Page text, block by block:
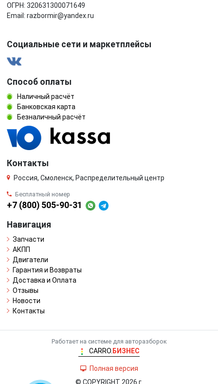
ОГРН: 320631300071649
Email: razbormir@yandex.ru
Социальные сети и маркетплейсы
Способ оплаты
Наличный расчёт
Банковская карта
Безналичный расчёт
Контакты
Россия, Смоленск, Распределительный центр
Бесплатный номер
+7 (800) 505-90-31
Навигация
Запчасти
АКПП
Двигатели
Гарантия и Возвраты
Доставка и Оплата
Отзывы
Новости
Контакты
Работает на системе для авторазборок
CARRO. БИЗНЕС
Полная версия
© COPYRIGHT 2026 г.